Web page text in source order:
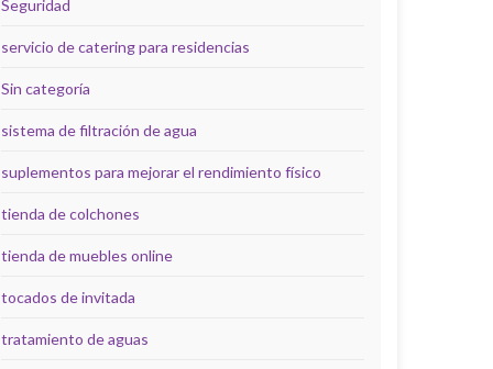
Seguridad
servicio de catering para residencias
Sin categoría
sistema de filtración de agua
suplementos para mejorar el rendimiento físico
tienda de colchones
tienda de muebles online
tocados de invitada
tratamiento de aguas